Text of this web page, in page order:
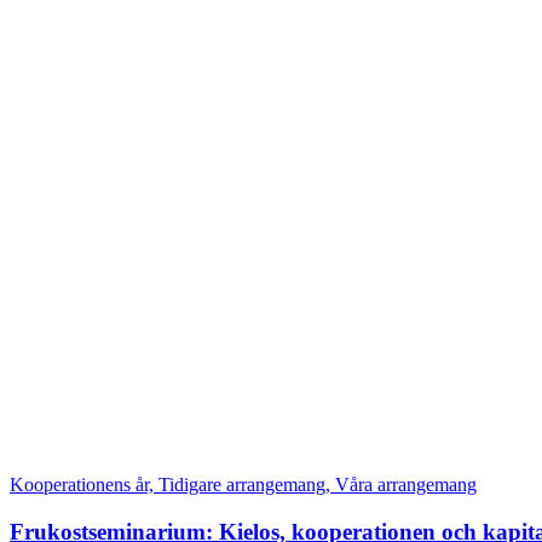
Kooperationens år, Tidigare arrangemang, Våra arrangemang
Frukostseminarium: Kielos, kooperationen och